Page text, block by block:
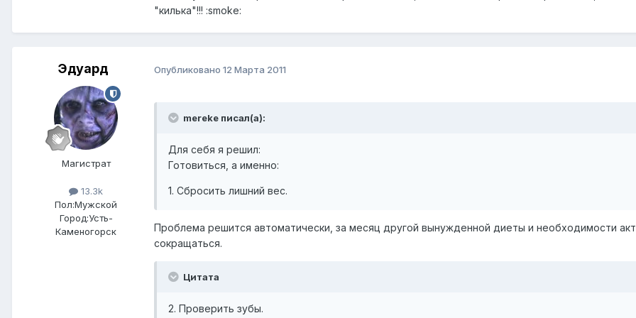
"килька"!!! :smoke:
Эдуард
Магистрат
13.3k
Пол:Мужской
Город:Усть-
Каменогорск
Опубликовано 12 Марта 2011
mereke писал(а):
Для себя я решил:
Готовиться, а именно:
1. Сбросить лишний вес.
Проблема решится автоматически, за месяц другой вынужденной диеты и необходимости
сокращаться.
Цитата
2. Проверить зубы.